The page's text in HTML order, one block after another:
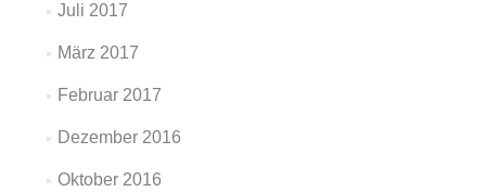
Juli 2017
März 2017
Februar 2017
Dezember 2016
Oktober 2016